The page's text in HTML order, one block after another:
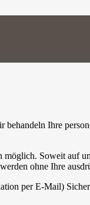
Ihre
Soweit auf
ohne Ihre
per E-Mail)